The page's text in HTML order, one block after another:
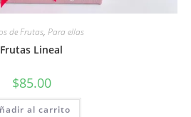
de Frutas, Para ellas
Frutas Lineal
$85.00
al carrito